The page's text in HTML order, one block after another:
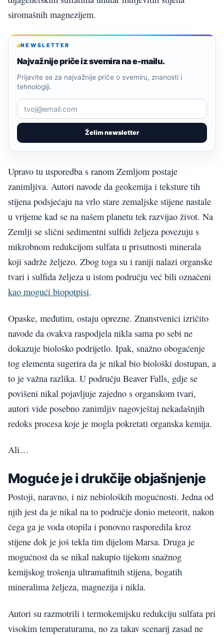
siromašnih magnezijem.
NEWSLETTER
Najvažnije priče iz svemira na e-mailu.
Želim newsletter
Prijavite se za najvažnije priče o svemiru, znanosti i
tehnologiji.
Upravo tu usporedba s ranom Zemljom postaje
zanimljiva. Autori navode da geokemija i teksture tih
stijena podsjećaju na vrlo stare zemaljske stijene nastale
u vrijeme kad se na našem planetu tek razvijao život. Na
Zemlji se slični sedimentni sulfidi željeza povezuju s
mikrobnom redukcijom sulfata u prisutnosti minerala
koji sadrže željezo. Zbog toga su i raniji nalazi organske
tvari i sulfida željeza u istom području već bili označeni
kao mogući biopotpisi.
Opaske, međutim, ostaju oprezne. Znanstvenici izričito
navode da ovakva raspodjela nikla sama po sebi ne
dokazuje biološko podrijetlo. Ipak, snažno obogaćenje
tog elementa sugerira da je nikal bio biološki dostupan, a
to je važna razlika. U području Beaver Falls, gdje se
povišeni nikal pojavljuje zajedno s organskom tvari,
autori vide posebno zanimljiv nagovještaj nekadašnjih
redoks procesa koje je mogla pokretati organska kemija.
Ali…
Moguće je i drukčije objašnjenje
Postoji, naravno, i niz nebioloških mogućnosti. Jedna od
njih jest da je nikal na to područje donio meteorit, nakon
čega ga je voda otopila i ponovno rasporedila kroz
stijene dok je još tekla tim dijelom Marsa. Druga je
mogućnost da se nikal nakupio tijekom snažnog
kemijskog trošenja ultramafitnih stijena, bogatih
mineralima željeza, magnezija i nikla.
Autori su razmotrili i termokemijsku redukciju sulfata pri
visokim temperaturama, no za takav scenarij zasad ne